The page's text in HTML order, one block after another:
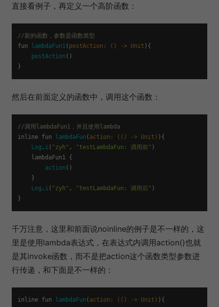
直接看例子，再定义一个高阶函数：
//新的函数，参数是函数类型
fun
lambdaFun1( postAction: () -> Unit ){
postAction ()
然后在前面定义的函数中，调用这个函数：
//调用lambdaFun1，并且使用lambda
inline fun
lambdaFun ( action: (() -> Unit) ){
Log . i( "zyh" , "testLambdaFun: 调用前" )
    lambdaFun1 {
action ()
    }
Log . i( "zyh" , "testLambdaFun: 调用后" )
千万注意，这里和前面说noinline的例子是不一样的，这
里是使用lambda表达式，在表达式内调用action()也就
是其invoke函数，而不是把action这个函数类型参数进
行传递，和下面是不一样的：
inline fun lambdaFun ( action: (() -> Unit) ){